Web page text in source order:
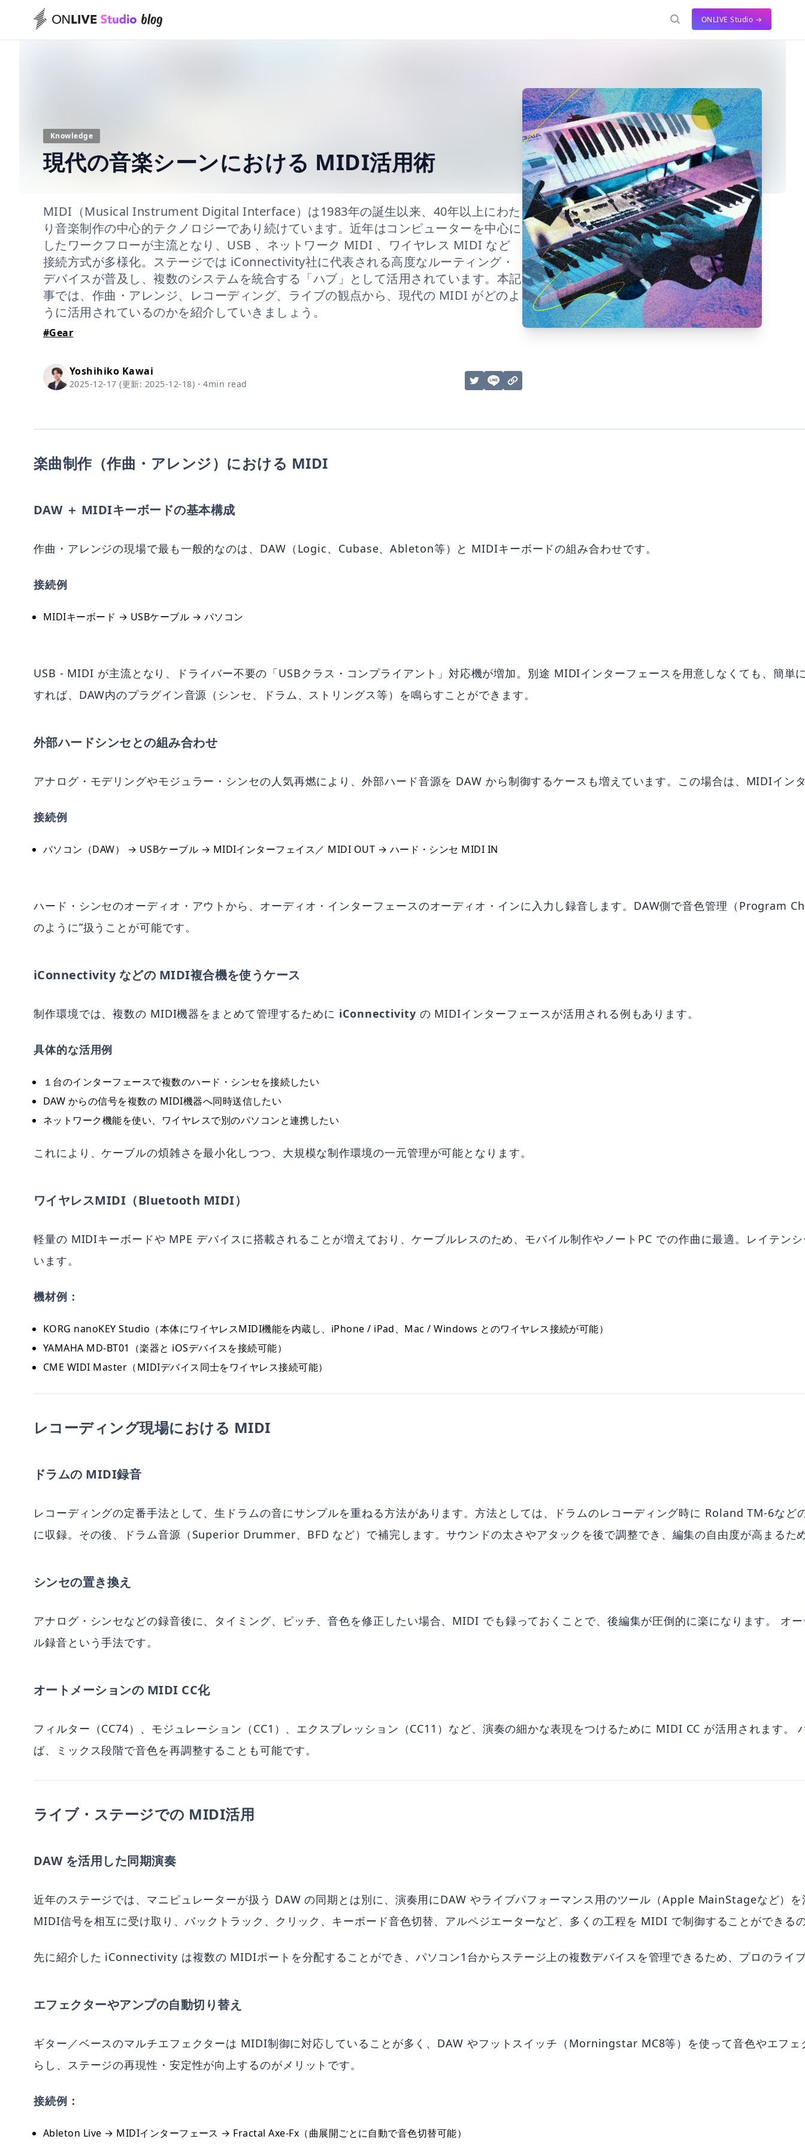
ONLIVE Studio →
Knowledge
現代の音楽シーンにおける MIDI活用術
MIDI（Musical Instrument Digital Interface）は1983年の誕生以来、40年以上にわた
り音楽制作の中心的テクノロジーであり続けています。近年はコンピューターを中心に
したワークフローが主流となり、USB 、ネットワーク MIDI 、ワイヤレス MIDI など
接続方式が多様化。ステージでは iConnectivity社に代表される高度なルーティング・
デバイスが普及し、複数のシステムを統合する「ハブ」として活用されています。本記
事では、作曲・アレンジ、レコーディング、ライブの観点から、現代の MIDI がどのよ
うに活用されているのかを紹介していきましょう。
#Gear
Yoshihiko Kawai
2025-12-17 (更新: 2025-12-18) ・4min read
楽曲制作（作曲・アレンジ）における MIDI
DAW ＋ MIDIキーボードの基本構成
作曲・アレンジの現場で最も一般的なのは、DAW（Logic、Cubase、Ableton等）と MIDIキーボードの組み合わせです。
接続例
MIDIキーボード → USBケーブル → パソコン
USB - MIDI が主流となり、ドライバー不要の「USBクラス・コンプライアント」対応機が増加。別途 MIDIインターフェースを用意しなくても、簡
すれば、DAW内のプラグイン音源（シンセ、ドラム、ストリングス等）を鳴らすことができます。
外部ハードシンセとの組み合わせ
アナログ・モデリングやモジュラー・シンセの人気再燃により、外部ハード音源を DAW から制御するケースも増えています。この場合は、MIDIイン
接続例
パソコン（DAW） → USBケーブル → MIDIインターフェイス／ MIDI OUT → ハード・シンセ MIDI IN
ハード・シンセのオーディオ・アウトから、オーディオ・インターフェースのオーディオ・インに入力し録音します。DAW側で音色管理（Program
のように”扱うことが可能です。
iConnectivity などの MIDI複合機を使うケース
制作環境では、複数の MIDI機器をまとめて管理するために iConnectivity の MIDIインターフェースが活用される例もあります。
具体的な活用例
１台のインターフェースで複数のハード・シンセを接続したい
DAW からの信号を複数の MIDI機器へ同時送信したい
ネットワーク機能を使い、ワイヤレスで別のパソコンと連携したい
これにより、ケーブルの煩雑さを最小化しつつ、大規模な制作環境の一元管理が可能となります。
ワイヤレスMIDI（Bluetooth MIDI）
軽量の MIDIキーボードや MPE デバイスに搭載されることが増えており、ケーブルレスのため、モバイル制作やノートPC での作曲に最適。レイテン
います。
機材例：
KORG nanoKEY Studio（本体にワイヤレスMIDI機能を内蔵し、iPhone / iPad、Mac / Windows とのワイヤレス接続が可能）
YAMAHA MD-BT01（楽器と iOSデバイスを接続可能）
CME WIDI Master（MIDIデバイス同士をワイヤレス接続可能）
レコーディング現場における MIDI
ドラムの MIDI録音
レコーディングの定番手法として、生ドラムの音にサンプルを重ねる方法があります。方法としては、ドラムのレコーディング時に Roland TM-6な
に収録。その後、ドラム音源（Superior Drummer、BFD など）で補完します。サウンドの太さやアタックを後で調整でき、編集の自由度が高まるた
シンセの置き換え
アナログ・シンセなどの録音後に、タイミング、ピッチ、音色を修正したい場合、MIDI でも録っておくことで、後編集が圧倒的に楽になります。 オ
ル録音という手法です。
オートメーションの MIDI CC化
フィルター（CC74）、モジュレーション（CC1）、エクスプレッション（CC11）など、演奏の細かな表現をつけるために MIDI CC が活用されます
ば、ミックス段階で音色を再調整することも可能です。
ライブ・ステージでの MIDI活用
DAW を活用した同期演奏
近年のステージでは、マニピュレーターが扱う DAW の同期とは別に、演奏用にDAW やライブパフォーマンス用のツール（Apple MainStageなど）
MIDI信号を相互に受け取り、バックトラック、クリック、キーボード音色切替、アルペジエーターなど、多くの工程を MIDI で制御することができる
先に紹介した iConnectivity は複数の MIDIポートを分配することができ、パソコン1台からステージ上の複数デバイスを管理できるため、プロのライ
エフェクターやアンプの自動切り替え
ギター／ベースのマルチエフェクターは MIDI制御に対応していることが多く、DAW やフットスイッチ（Morningstar MC8等）を使って音色やエフ
らし、ステージの再現性・安定性が向上するのがメリットです。
接続例：
Ableton Live → MIDIインターフェース → Fractal Axe-Fx（曲展開ごとに自動で音色切替可能）